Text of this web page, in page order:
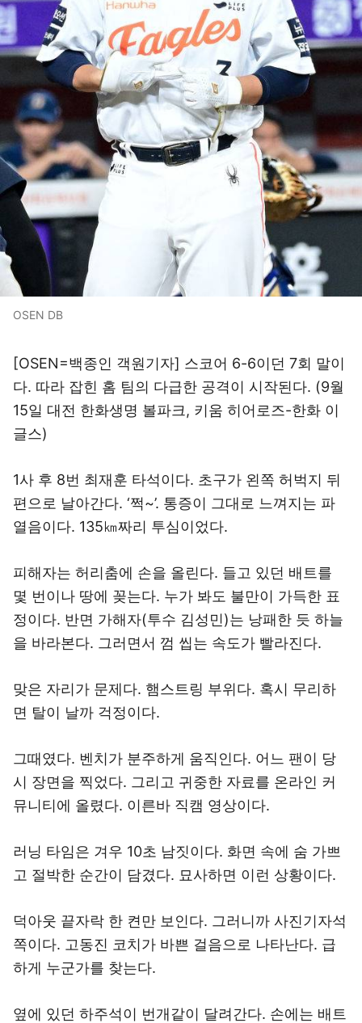
OSEN DB
[OSEN=백종인 객원기자] 스코어 6-6이던 7회 말이
다. 따라 잡힌 홈 팀의 다급한 공격이 시작된다. (9월
15일 대전 한화생명 볼파크, 키움 히어로즈-한화 이
글스)
1사 후 8번 최재훈 타석이다. 초구가 왼쪽 허벅지 뒤
편으로 날아간다. ‘쩍~’. 통증이 그대로 느껴지는 파
열음이다. 135㎞짜리 투심이었다.
피해자는 허리춤에 손을 올린다. 들고 있던 배트를
몇 번이나 땅에 꽂는다. 누가 봐도 불만이 가득한 표
정이다. 반면 가해자(투수 김성민)는 낭패한 듯 하늘
을 바라본다. 그러면서 껌 씹는 속도가 빨라진다.
맞은 자리가 문제다. 햄스트링 부위다. 혹시 무리하
면 탈이 날까 걱정이다.
그때였다. 벤치가 분주하게 움직인다. 어느 팬이 당
시 장면을 찍었다. 그리고 귀중한 자료를 온라인 커
뮤니티에 올렸다. 이른바 직캠 영상이다.
러닝 타임은 겨우 10초 남짓이다. 화면 속에 숨 가쁘
고 절박한 순간이 담겼다. 묘사하면 이런 상황이다.
덕아웃 끝자락 한 켠만 보인다. 그러니까 사진기자석
쪽이다. 고동진 코치가 바쁜 걸음으로 나타난다. 급
하게 누군가를 찾는다.
옆에 있던 하주석이 번개같이 달려간다. 손에는 배트